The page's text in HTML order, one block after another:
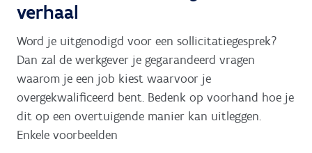
verhaal
Word je uitgenodigd voor een sollicitatiegesprek?
Dan zal de werkgever je gegarandeerd vragen
waarom je een job kiest waarvoor je
overgekwalificeerd bent. Bedenk op voorhand hoe je
dit op een overtuigende manier kan uitleggen.
Enkele voorbeelden